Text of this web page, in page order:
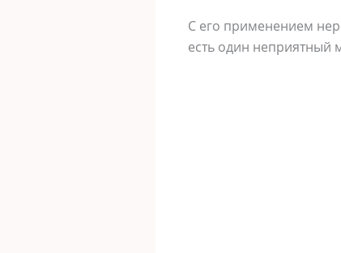
С его применением
есть один неприятный